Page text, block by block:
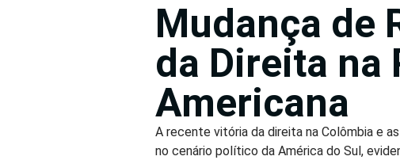
Mudança de
da Direita na
Americana
A recente vitória da direita na Colômbia e
no cenário político da América do Sul,